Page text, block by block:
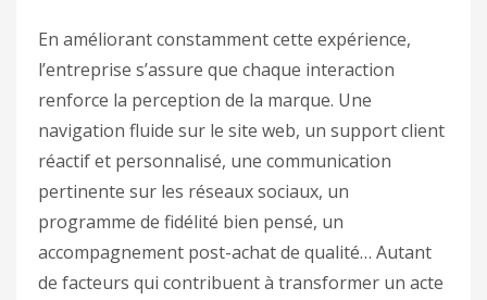
En améliorant constamment cette expérience,
l’entreprise s’assure que chaque interaction
renforce la perception de la marque. Une
navigation fluide sur le site web, un support client
réactif et personnalisé, une communication
pertinente sur les réseaux sociaux, un
programme de fidélité bien pensé, un
accompagnement post-achat de qualité… Autant
de facteurs qui contribuent à transformer un acte